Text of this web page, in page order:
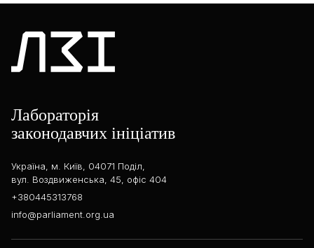
Лабораторія
законодавчих ініціатив
Україна, м. Київ, 04071 Поділ,
вул. Воздвиженська, 45, офіс 404
+380445313768
info@parliament.org.ua